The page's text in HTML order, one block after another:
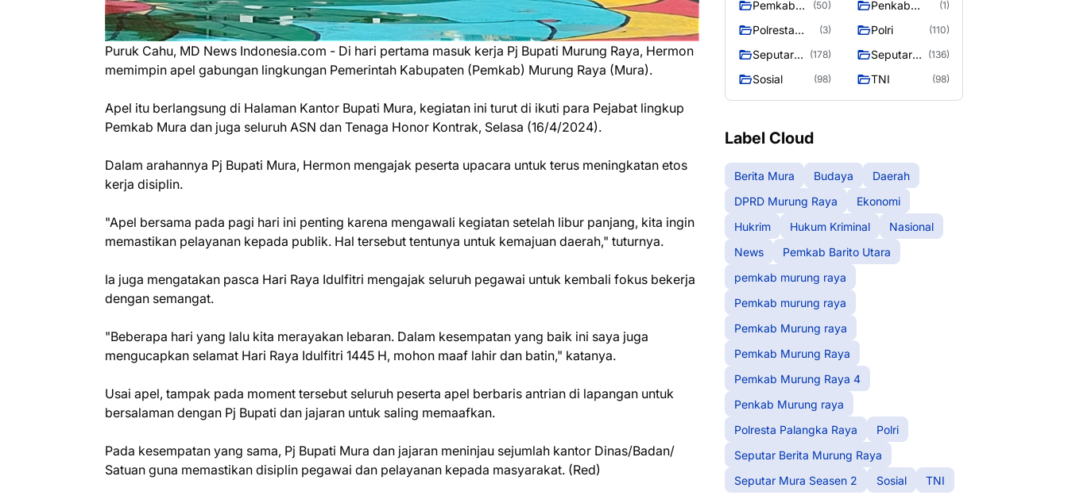
Puruk Cahu, MD News Indonesia.com - Di hari pertama masuk kerja Pj Bupati Murung Raya, Hermon
memimpin apel gabungan lingkungan Pemerintah Kabupaten (Pemkab) Murung Raya (Mura).
Apel itu berlangsung di Halaman Kantor Bupati Mura, kegiatan ini turut di ikuti para Pejabat lingkup
Pemkab Mura dan juga seluruh ASN dan Tenaga Honor Kontrak, Selasa (16/4/2024).
Dalam arahannya Pj Bupati Mura, Hermon mengajak peserta upacara untuk terus meningkatan etos
kerja disiplin.
"Apel bersama pada pagi hari ini penting karena mengawali kegiatan setelah libur panjang, kita ingin
memastikan pelayanan kepada publik. Hal tersebut tentunya untuk kemajuan daerah," tuturnya.
Ia juga mengatakan pasca Hari Raya Idulfitri mengajak seluruh pegawai untuk kembali fokus bekerja
dengan semangat.
"Beberapa hari yang lalu kita merayakan lebaran. Dalam kesempatan yang baik ini saya juga
mengucapkan selamat Hari Raya Idulfitri 1445 H, mohon maaf lahir dan batin," katanya.
Usai apel, tampak pada moment tersebut seluruh peserta apel berbaris antrian di lapangan untuk
bersalaman dengan Pj Bupati dan jajaran untuk saling memaafkan.
Pada kesempatan yang sama, Pj Bupati Mura dan jajaran meninjau sejumlah kantor Dinas/Badan/
Satuan guna memastikan disiplin pegawai dan pelayanan kepada masyarakat. (Red)
raya
Raya
Pemkab
Raya 4
(50)
Penkab
Murung raya
(1)
Polresta
Raya
(3) Polri (110)
Seputar
Murung
Raya
(178)
Seputar
Seasen 2
(136)
Sosial (98) TNI (98)
Label Cloud
Berita Mura Budaya
Daerah
DPRD Murung Raya
Ekonomi
Hukrim
Hukum Kriminal
Nasional
News
Pemkab Barito Utara
pemkab murung raya
Pemkab murung raya
Pemkab Murung raya
Pemkab Murung Raya
Pemkab Murung Raya 4
Penkab Murung raya
Polresta Palangka Raya
Polri
Seputar Berita Murung Raya
Seputar Mura Seasen 2
Sosial TNI